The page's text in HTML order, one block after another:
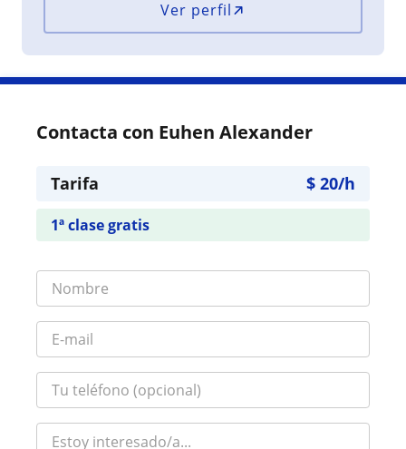
Ver perfil
Contacta con Euhen Alexander
Tarifa $ 20/h
1ª clase gratis